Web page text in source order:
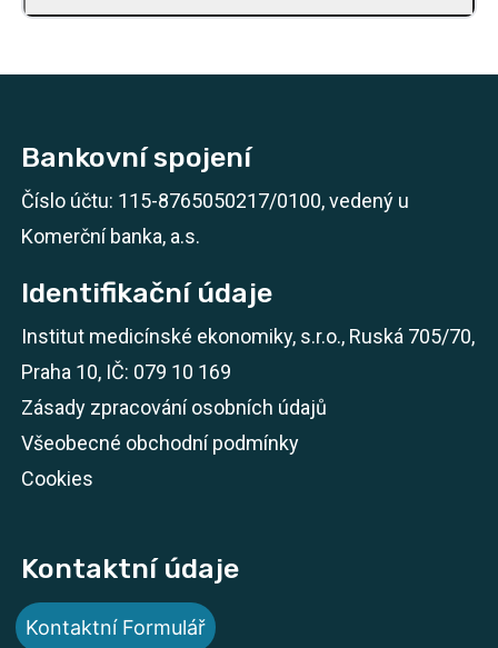
Bankovní spojení
Číslo účtu: 115-8765050217/0100, vedený u
Komerční banka, a.s.
Identifikační údaje
Institut medicínské ekonomiky, s.r.o., Ruská 705/70,
Praha 10, IČ: 079 10 169
Zásady zpracování osobních údajů
Všeobecné obchodní podmínky
Cookies
Kontaktní údaje
Kontaktní Formulář